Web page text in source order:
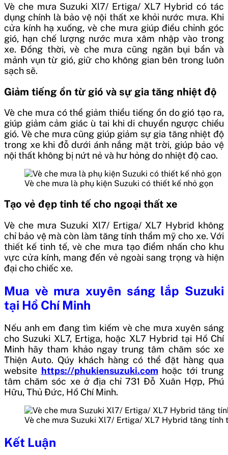
Vè che mưa Suzuki Xl7/ Ertiga/ XL7 Hybrid có tác
dụng chính là bảo vệ nội thất xe khỏi nước mưa. Khi
cửa kính hạ xuống, vè che mưa giúp điều chỉnh góc
gió, hạn chế lượng nước mưa xâm nhập vào trong
xe. Đồng thời, vè che mưa cũng ngăn bụi bẩn và
mảnh vụn từ gió, giữ cho không gian bên trong luôn
sạch sẽ.
Giảm tiếng ồn từ gió và sự gia tăng nhiệt độ
Vè che mưa có thể giảm thiểu tiếng ồn do gió tạo ra,
giúp giảm cảm giác ù tai khi di chuyển ngược chiều
gió. Vè che mưa cũng giúp giảm sự gia tăng nhiệt độ
trong xe khi đỗ dưới ánh nắng mặt trời, giúp bảo vệ
nội thất không bị nứt nẻ và hư hỏng do nhiệt độ cao.
Vè che mưa là phụ kiện Suzuki có thiết kế nhỏ gọn
Tạo vẻ đẹp tinh tế cho ngoại thất xe
Vè che mưa Suzuki Xl7/ Ertiga/ XL7 Hybrid không
chỉ bảo vệ mà còn làm tăng tính thẩm mỹ cho xe. Với
thiết kế tinh tế, vè che mưa tạo điểm nhấn cho khu
vực cửa kính, mang đến vẻ ngoài sang trọng và hiện
đại cho chiếc xe.
Mua vè mưa xuyên sáng lắp Suzuki
tại Hồ Chí Minh
Nếu anh em đang tìm kiếm vè che mưa xuyên sáng
cho Suzuki XL7, Ertiga, hoặc XL7 Hybrid tại Hồ Chí
Minh hãy tham khảo ngay trung tâm chăm sóc xe
Thiện Auto. Qúy khách hàng có thể đặt hàng qua
website https://phukiensuzuki.comhoặc tới trung
tâm chăm sóc xe ở địa chỉ 731 Đỗ Xuân Hợp, Phú
Hữu, Thủ Đức, Hồ Chí Minh.
Vè che mưa Suzuki Xl7/ Ertiga/ XL7 Hybrid tăng tính
Kết Luận